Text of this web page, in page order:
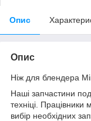
Опис
Опис
Ніж для блендера
Наші запчастини
техніці.
вибір необхідних